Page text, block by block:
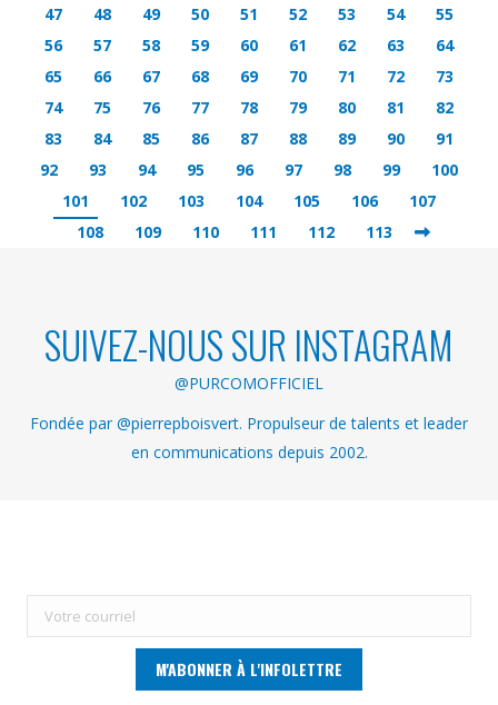
47
48 49 50 51 52 53 54
55
56
57 58 59 60 61 62 63
64
65
66 67 68 69 70 71 72
73
74
75 76 77 78 79 80 81
82
83
84 85 86 87 88 89 90
91
92
93 94 95 96 97 98 99
100
101
102 103 104 105 106
107
108
109 110 111 112 113
SUIVEZ-NOUS SUR INSTAGRAM
@PURCOMOFFICIEL
Fondée par @pierrepboisvert. Propulseur de talents et leader
en communications depuis 2002.